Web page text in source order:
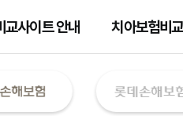
교사이트 안내 치아보험비